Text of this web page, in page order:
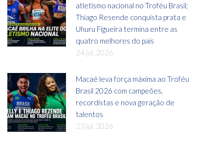
atletismo nacional no Troféu Brasil;
Thiago Resende conquista prata e
Uhuru Figueira termina entre as
quatro melhores do país
24 jul, 2026
Macaé leva força máxima ao Troféu
Brasil 2026 com campeões,
recordistas e nova geração de
talentos
23 jul, 2026